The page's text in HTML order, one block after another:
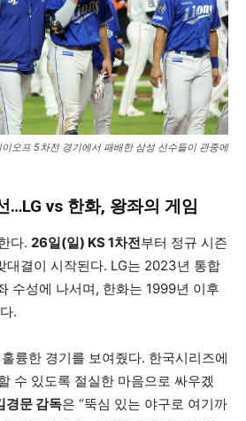
오프 5차전 경기에서 패배한 삼성 선수들이 관중에
…LG vs 한화, 왕좌의 게임
다. 26일(일) KS 1차전부터 정규 시즌
대결이 시작된다. LG는 2023년 통합
수성에 나서며, 한화는 1999년 이후
.
륭한 경기를 보여줬다. 한국시리즈에
수 있도록 절실한 마음으로 싸우겠
경문 감독은 “뚝심 있는 야구로 여기까